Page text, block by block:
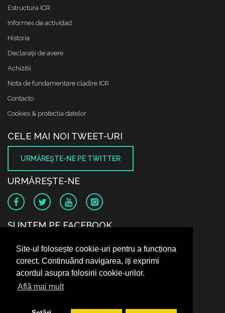
Site-ul folosește cookie-uri pentru a funcționa
corect. Continuând navigarea, iți exprimi
acordul asupra folosirii cookie-urilor.
Află mai mult
Estructura ICR
Informes de actividad
Historia
Declaraţii de avere
Achizitii
Nota de fundamentare cladire ICR
Contacto
Cookies & protectia datelor
CELE MAI NOI TWEET-URI
URMĂREŞTE-NE PE TWITTER
URMĂREŞTE-NE
SUNTEM PE FACEBOOK